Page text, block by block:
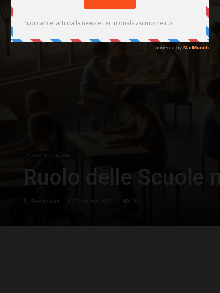
Punto Informazioni
Ruolo delle Scuole
Di Redazione 13 Febbraio 2025 70